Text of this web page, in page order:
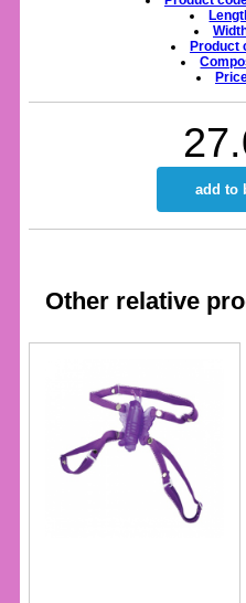
Product
add to
Other relative